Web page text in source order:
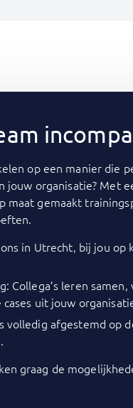
op een manier die
jouw organisatie? Met
maat gemaakt
in Utrecht, bij jou op
Collega’s leren
uit jouw
volledig afgestemd op
graag de